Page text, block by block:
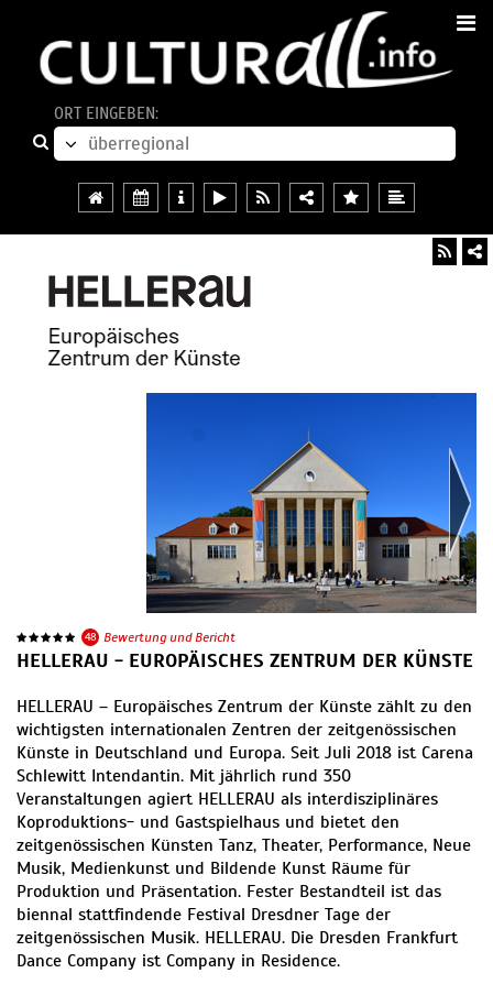
ORT EINGEBEN:
48 Bewertung und Bericht
HELLERAU - EUROPÄISCHES ZENTRUM DER KÜNSTE
HELLERAU – Europäisches Zentrum der Künste zählt zu den
wichtigsten internationalen Zentren der zeitgenössischen
Künste in Deutschland und Europa. Seit Juli 2018 ist Carena
Schlewitt Intendantin. Mit jährlich rund 350
Veranstaltungen agiert HELLERAU als interdisziplinäres
Koproduktions- und Gastspielhaus und bietet den
zeitgenössischen Künsten Tanz, Theater, Performance, Neue
Musik, Medienkunst und Bildende Kunst Räume für
Produktion und Präsentation. Fester Bestandteil ist das
biennal stattfindende Festival Dresdner Tage der
zeitgenössischen Musik. HELLERAU. Die Dresden Frankfurt
Dance Company ist Company in Residence.